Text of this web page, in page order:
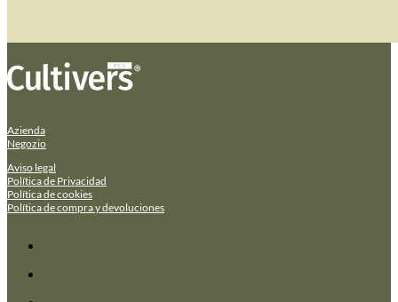
Azienda
Negozio
Aviso legal
Política de Privacidad
Política de cookies
Política de compra y devoluciones